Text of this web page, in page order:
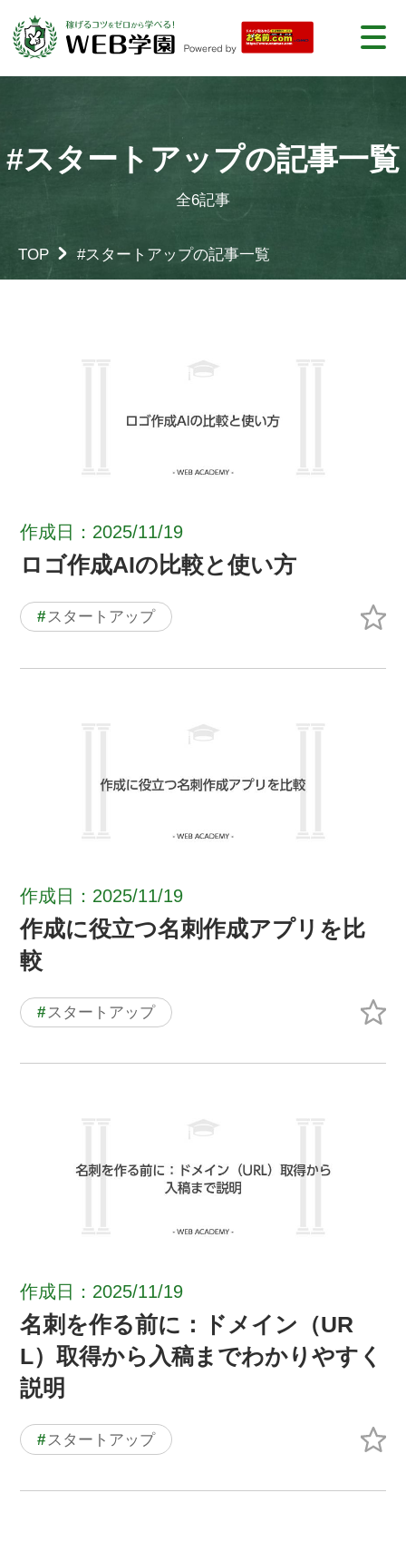
#スタートアップの記事一覧
全6記事
TOP #スタートアップの記事一覧
作成日：2025/11/19
ロゴ作成AIの比較と使い方
#スタートアップ
作成日：2025/11/19
作成に役立つ名刺作成アプリを比
較
#スタートアップ
作成日：2025/11/19
名刺を作る前に：ドメイン（UR
L）取得から入稿までわかりやすく
説明
# スタートアップ